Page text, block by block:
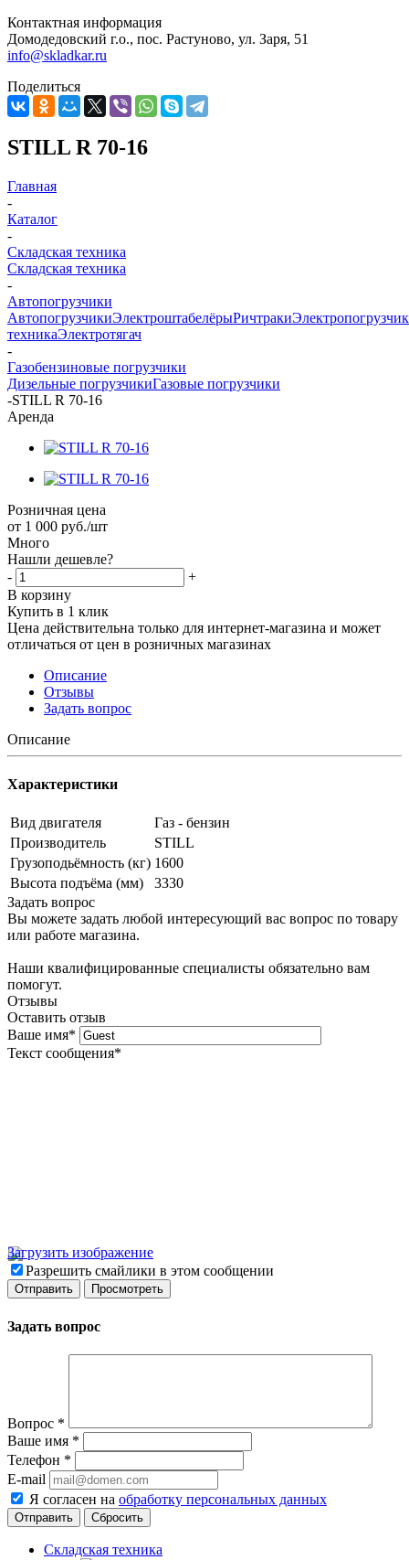
Контактная информация
Домодедовский г.о., пос. Растуново, ул. Заря, 51
info@skladkar.ru
Поделиться
STILL R 70-16
Главная
-
Каталог
-
Складская техника
Складская техника
-
Автопогрузчики
АвтопогрузчикиЭлектроштабелёрыРичтраки
техникаЭлектротягач
-
Газобензиновые погрузчики
Дизельные погрузчикиГазовые погрузчики
-STILL R 70-16
Аренда
Розничная цена
от 1 000 руб./шт
Много
Нашли дешевле?
-
+
В корзину
Купить в 1 клик
Цена действительна только для интернет-магазина и может
отличаться от цен в розничных магазинах
Описание
Отзывы
Задать вопрос
Описание
Характеристики
Вид двигателя
Газ - бензин
Производитель
STILL
Грузоподьёмность (кг) 1600
Высота подъёма (мм)
3330
Задать вопрос
Вы можете задать любой интересующий вас вопрос по товару
или работе магазина.
Наши квалифицированные специалисты обязательно вам
помогут.
Отзывы
Оставить отзыв
Ваше имя*
Текст сообщения*
Загрузить изображение
Разрешить смайлики в этом сообщении
Задать вопрос
Вопрос *
Ваше имя *
Телефон *
E-mail
Я согласен на обработку персональных данных
Сбросить
Складская техника